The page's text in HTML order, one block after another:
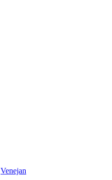
Venejan